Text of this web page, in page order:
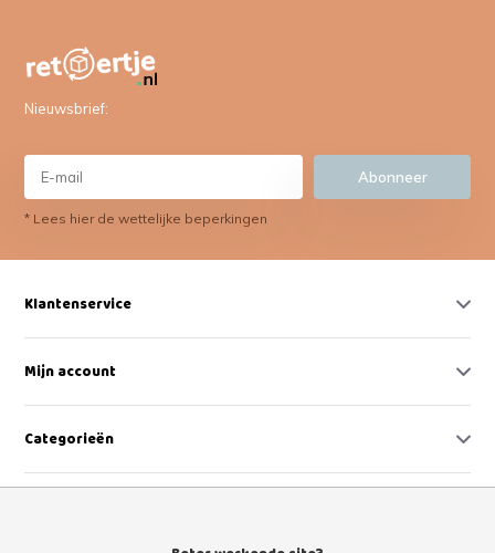
Nieuwsbrief:
Abonneer
* Lees hier de wettelijke beperkingen
Klantenservice
Mijn account
Categorieën